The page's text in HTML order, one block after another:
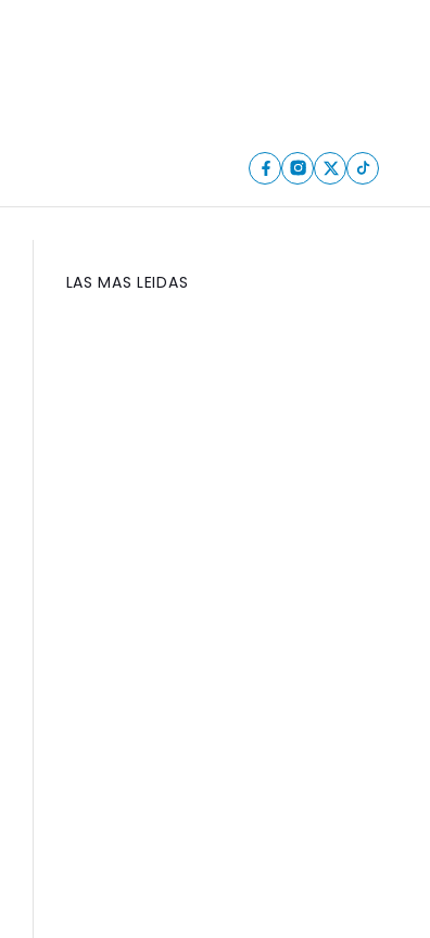
LAS MAS LEIDAS